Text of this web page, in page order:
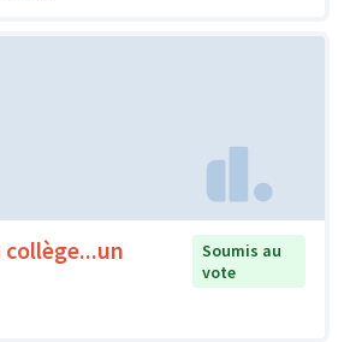
collège...un
Soumis au
vote